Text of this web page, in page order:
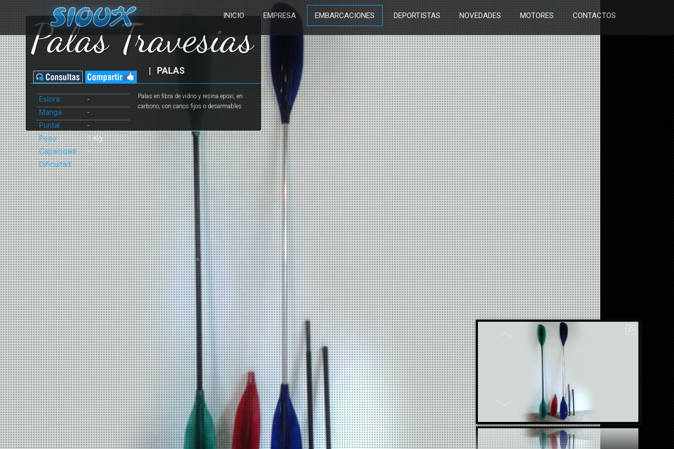
INICIO EMPRESA EMBARCACIONES DEPORTISTAS NOVEDADES MOTORES CONTACTOS
Palas Travesias
PALAS
Eslora:
-
Manga:
-
Puntal:
-
Peso:
1 Kg
Capacidad:
-
Dificultad:
-
Palas en fibra de vidrio y resina epoxi, en
carbono, con canos fijos o desarmables